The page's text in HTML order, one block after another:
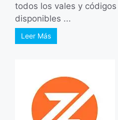
todos los vales y
disponibles ...
Leer Más